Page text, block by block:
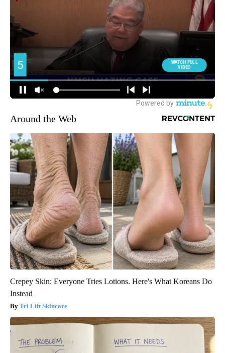
Around the Web
Crepey Skin: Everyone Tries Lotions. Here's What Koreans Do
Instead
Tri Lift Skincare